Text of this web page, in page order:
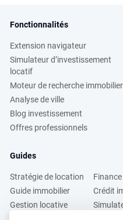
Fonctionnalités
Extension navigateur
Simulateur d’investissement
locatif
Moteur de recherche immobilier
Analyse de ville
Blog investissement
Offres professionnels
Guides
Stratégie de location
Guide immobilier
Gestion locative
Crédit